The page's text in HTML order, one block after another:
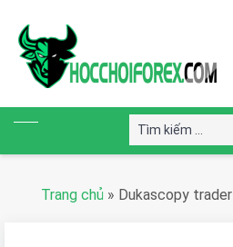
Tìm
kiếm:
Trang chủ » Dukascopy trader